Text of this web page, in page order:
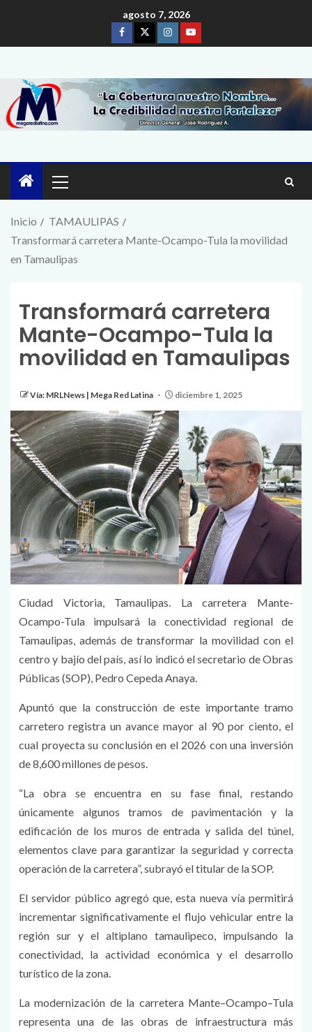
agosto 7, 2026
Inicio
TAMAULIPAS
Transformará carretera Mante-Ocampo-Tula la movilidad
en Tamaulipas
Transformará carretera
Mante-Ocampo-Tula la
movilidad en Tamaulipas
Vía: MRLNews | Mega Red Latina diciembre 1, 2025
Ciudad Victoria, Tamaulipas. La carretera Mante-
Ocampo-Tula impulsará la conectividad regional de
Tamaulipas, además de transformar la movilidad con el
centro y bajío del país, así lo indicó el secretario de Obras
Públicas (SOP), Pedro Cepeda Anaya.
Apuntó que la construcción de este importante tramo
carretero registra un avance mayor al 90 por ciento, el
cual proyecta su conclusión en el 2026 con una inversión
de 8,600 millones de pesos.
“La obra se encuentra en su fase final, restando
únicamente algunos tramos de pavimentación y la
edificación de los muros de entrada y salida del túnel,
elementos clave para garantizar la seguridad y correcta
operación de la carretera”, subrayó el titular de la SOP.
El servidor público agregó que, esta nueva vía permitirá
incrementar significativamente el flujo vehicular entre la
región sur y el altiplano tamaulipeco, impulsando la
conectividad, la actividad económica y el desarrollo
turístico de la zona.
La modernización de la carretera Mante–Ocampo–Tula
representa una de las obras de infraestructura más